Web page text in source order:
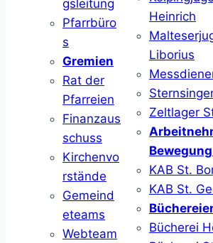
gsleitung
Pfarrbüro
s
Gremien
Rat der
Pfarreien
Finanzaus
schuss
Kirchenvo
rstände
Gemeind
eteams
Webteam
Heinrich
Liborius
Zeltlager
Bewegung
KAB St.
KAB St.
Bücherei